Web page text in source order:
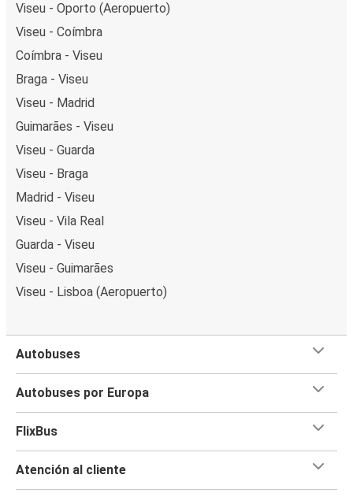
Viseu - Oporto (Aeropuerto)
Viseu - Coímbra
Coímbra - Viseu
Braga - Viseu
Viseu - Madrid
Guimarães - Viseu
Viseu - Guarda
Viseu - Braga
Madrid - Viseu
Viseu - Vila Real
Guarda - Viseu
Viseu - Guimarães
Viseu - Lisboa (Aeropuerto)
Autobuses
Autobuses por Europa
FlixBus
Atención al cliente